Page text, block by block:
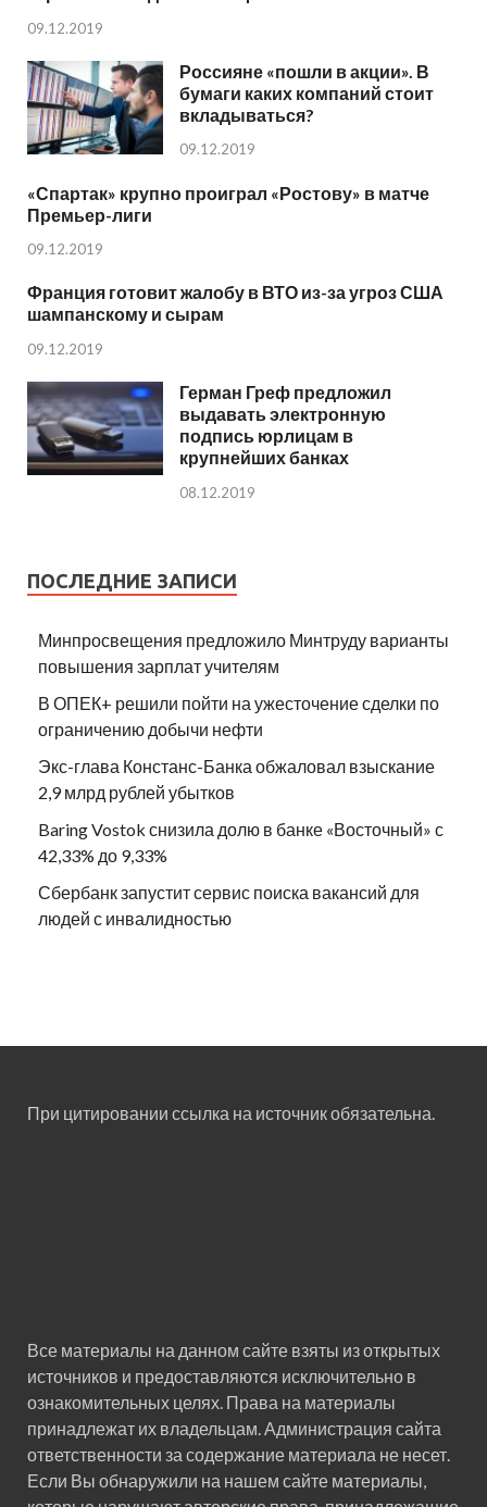
09.12.2019
Россияне «пошли в акции». В
бумаги каких компаний стоит
вкладываться?
09.12.2019
«Спартак» крупно проиграл «Ростову» в матче
Премьер-лиги
09.12.2019
Франция готовит жалобу в ВТО из-за угроз США
шампанскому и сырам
09.12.2019
Герман Греф предложил
выдавать электронную
подпись юрлицам в
крупнейших банках
08.12.2019
ПОСЛЕДНИЕ ЗАПИСИ
Минпросвещения предложило Минтруду варианты
повышения зарплат учителям
В ОПЕК+ решили пойти на ужесточение сделки по
ограничению добычи нефти
Экс-глава Констанс-Банка обжаловал взыскание
2,9 млрд рублей убытков
Baring Vostok снизила долю в банке «Восточный» с
42,33% до 9,33%
Сбербанк запустит сервис поиска вакансий для
людей с инвалидностью
При цитировании ссылка на источник обязательна.
Все материалы на данном сайте взяты из открытых
источников и предоставляются исключительно в
ознакомительных целях. Права на материалы
принадлежат их владельцам. Администрация сайта
ответственности за содержание материала не несет.
Если Вы обнаружили на нашем сайте материалы,